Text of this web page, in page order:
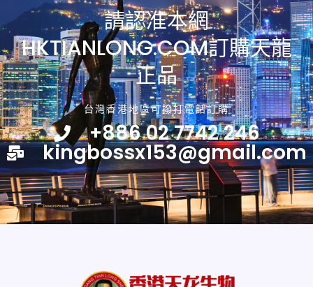
請認准本網
HKTIANLONG.COM訂購天龍
正品
台灣香港地區可撥打電話訂購
+886 02 7742 246
kingbossx153@gmail.com